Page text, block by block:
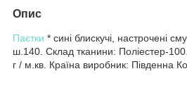
Опис
Паєтки * сині блискучі, настрочені
ш.140. Склад тканини: Поліестер-
г / м.кв. Країна виробник: Південна